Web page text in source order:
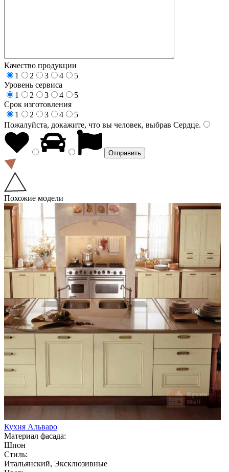
Качество продукции
1
2 3 4
5
Уровень сервиса
1
2 3 4
5
Срок изготовления
1
2 3 4
5
Пожалуйста, докажите, что вы человек, выбрав Сердце.
Похожие модели
Кухня Альваро
Материал фасада:
Шпон
Стиль:
Итальянский, Эксклюзивные